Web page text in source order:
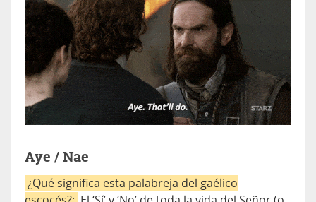
Aye / Nae
¿Qué significa esta palabreja del gaélico